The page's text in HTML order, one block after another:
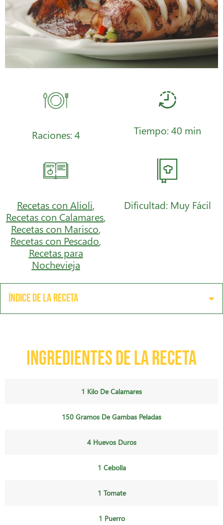
Raciones: 4 Tiempo: 40 min
Recetas con Alioli,
Recetas con Calamares,
Recetas con Marisco,
Recetas con Pescado,
Recetas para
Nochevieja
Dificultad: Muy Fácil
Índice de la receta
Ingredientes de la receta
1 Kilo De Calamares
150 Gramos De Gambas Peladas
4 Huevos Duros
1 Cebolla
1 Tomate
1 Puerro